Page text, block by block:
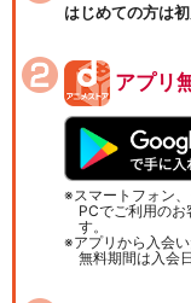
はじめての方は
アプリ
スマートフォン
PCでご利用のお
す。
アプリから入会
無料期間は入会